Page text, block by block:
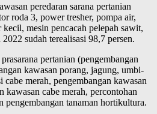
peredaran sarana pertanian
roda 3, power tresher, pompa air,
mesin pencacah pelepah sawit,
sudah terealisasi 98,7 persen.
pertanian (pengembangan
kawasan porang, jagung, umbi-
merah, pengembangan kawasan
kawasan cabe merah, percontohan
pengembangan tanaman hortikultura.